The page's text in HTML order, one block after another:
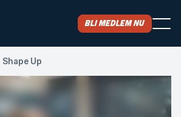
Bli medlem nu
Shape Up